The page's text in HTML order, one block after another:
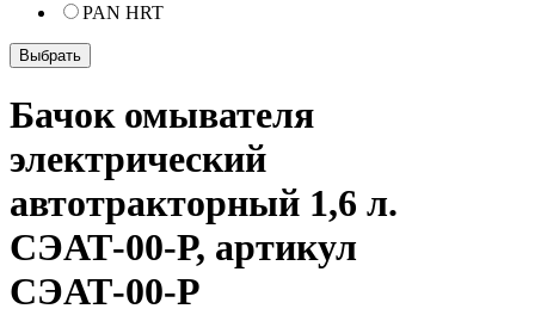
PAN HRT
Бачок омывателя
электрический
автотракторный 1,6 л.
СЭАТ-00-Р, артикул
СЭАТ-00-Р